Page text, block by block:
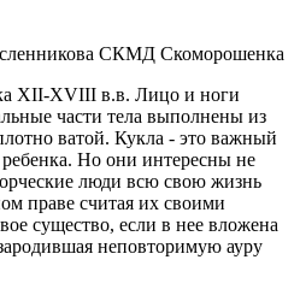
СКМД Скоморошенка
XII-XVIII в.в. Лицо и ноги
части тела выполнены из
ватой. Кукла - это важный
Но они интересны не
люди всю свою жизнь
праве считая их своими
существо, если в нее вложена
неповторимую ауру